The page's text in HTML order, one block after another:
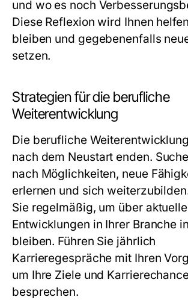
und wo es noch
Diese Reflexion wird Ihnen
bleiben und gegebenenfalls
setzen.
Strategien für die berufliche
Weiterentwicklung
Die berufliche
nach dem Neustart enden.
nach Möglichkeiten, neue
erlernen und sich
Sie regelmäßig, um über
Entwicklungen in Ihrer Branche
bleiben. Führen Sie jährlich
Karrieregespräche mit Ihren
um Ihre Ziele und
besprechen.